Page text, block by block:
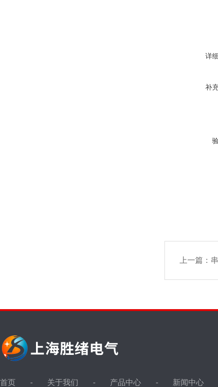
详
补
上一篇：
首页 关于我们 产品中心 新闻中心